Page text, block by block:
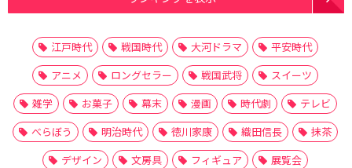
江戸時代 戦国時代 大河ドラマ
平安時代
アニメ
ロングセラー 戦国武将
スイーツ
雑学
お菓子 幕末 漫画 時代劇
テレビ
べらぼう
明治時代 徳川家康 織田信長
抹茶
デザイン
文房具 フィギュア
展覧会